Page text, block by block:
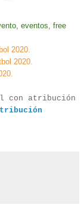
eventos, free
2020.
2020.
con atribución